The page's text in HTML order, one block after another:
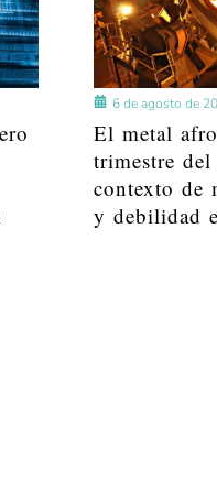
6 de agosto de
El metal
trimestre
contexto de
y debilidad